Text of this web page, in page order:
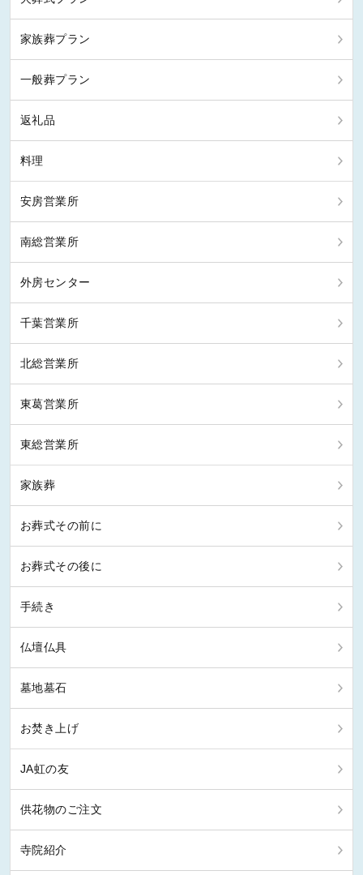
家族葬プラン
一般葬プラン
返礼品
料理
安房営業所
南総営業所
外房センター
千葉営業所
北総営業所
東葛営業所
東総営業所
家族葬
お葬式その前に
お葬式その後に
手続き
仏壇仏具
墓地墓石
お焚き上げ
JA虹の友
供花物のご注文
寺院紹介